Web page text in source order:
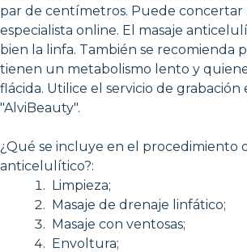
par de centímetros. Puede concertar
especialista online. El masaje
bien la linfa. También se recomienda
tienen un metabolismo lento y
flácida. Utilice el servicio de grabación
"AlviBeauty".
¿Qué se incluye en el procedimiento
anticelulítico?:
Limpieza;
Masaje de drenaje linfático;
Masaje con ventosas;
Envoltura;